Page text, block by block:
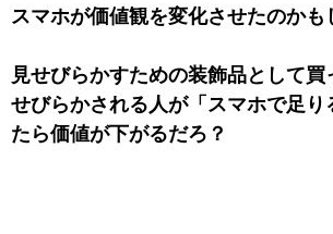
スマホが価値観を変化させたのかも
見せびらかすための装飾品として
せびらかされる人が「スマホで足り
たら価値が下がるだろ？